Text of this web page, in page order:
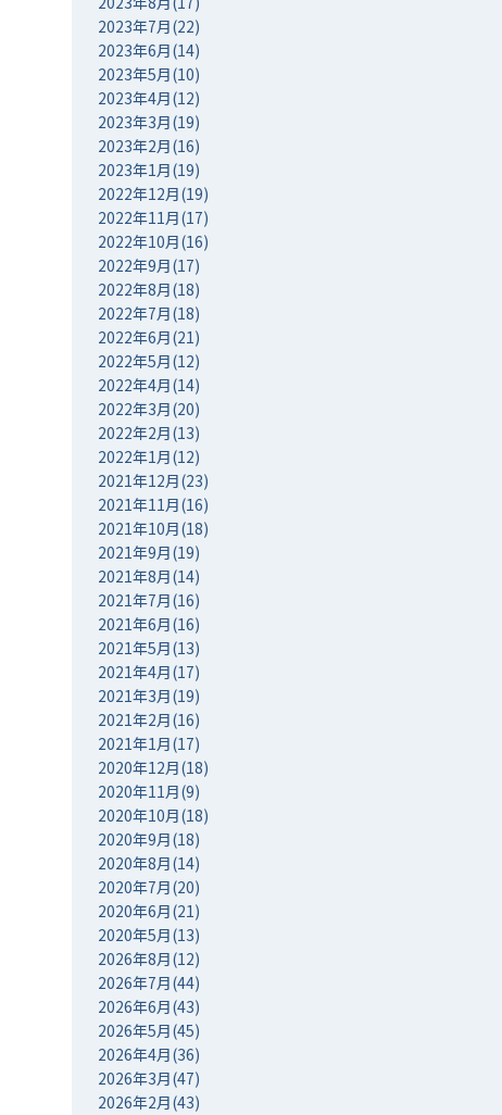
2023年7月(22)
2023年6月(14)
2023年5月(10)
2023年4月(12)
2023年3月(19)
2023年2月(16)
2023年1月(19)
2022年12月(19)
2022年11月(17)
2022年10月(16)
2022年9月(17)
2022年8月(18)
2022年7月(18)
2022年6月(21)
2022年5月(12)
2022年4月(14)
2022年3月(20)
2022年2月(13)
2022年1月(12)
2021年12月(23)
2021年11月(16)
2021年10月(18)
2021年9月(19)
2021年8月(14)
2021年7月(16)
2021年6月(16)
2021年5月(13)
2021年4月(17)
2021年3月(19)
2021年2月(16)
2021年1月(17)
2020年12月(18)
2020年11月(9)
2020年10月(18)
2020年9月(18)
2020年8月(14)
2020年7月(20)
2020年6月(21)
2020年5月(13)
2026年8月(12)
2026年7月(44)
2026年6月(43)
2026年5月(45)
2026年4月(36)
2026年3月(47)
2026年2月(43)